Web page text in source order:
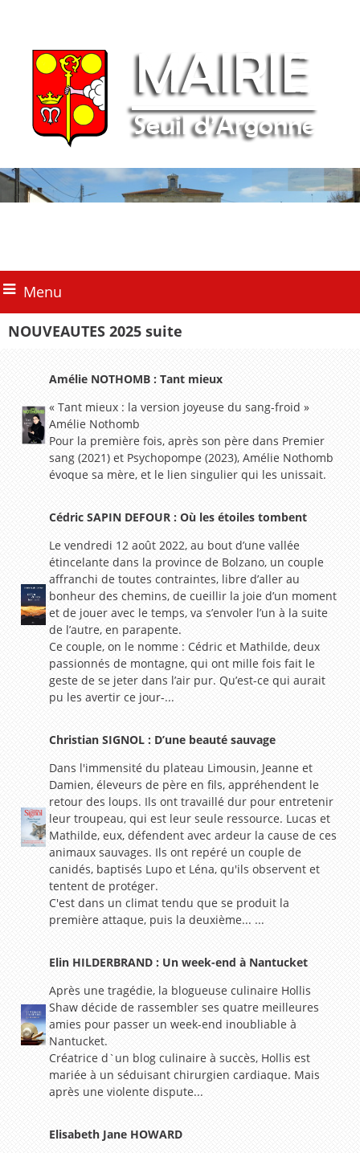
Menu
NOUVEAUTES 2025 suite
Amélie NOTHOMB : Tant mieux
« Tant mieux : la version joyeuse du sang-froid »
Amélie Nothomb
Pour la première fois, après son père dans Premier
sang (2021) et Psychopompe (2023), Amélie Nothomb
évoque sa mère, et le lien singulier qui les unissait.
Cédric SAPIN DEFOUR : Où les étoiles tombent
Le vendredi 12 août 2022, au bout d’une vallée
étincelante dans la province de Bolzano, un couple
affranchi de toutes contraintes, libre d’aller au
bonheur des chemins, de cueillir la joie d’un moment
et de jouer avec le temps, va s’envoler l’un à la suite
de l’autre, en parapente.
Ce couple, on le nomme : Cédric et Mathilde, deux
passionnés de montagne, qui ont mille fois fait le
geste de se jeter dans l’air pur. Qu’est-ce qui aurait
pu les avertir ce jour-...
Christian SIGNOL : D’une beauté sauvage
Dans l'immensité du plateau Limousin, Jeanne et
Damien, éleveurs de père en fils, appréhendent le
retour des loups. Ils ont travaillé dur pour entretenir
leur troupeau, qui est leur seule ressource. Lucas et
Mathilde, eux, défendent avec ardeur la cause de ces
animaux sauvages. Ils ont repéré un couple de
canidés, baptisés Lupo et Léna, qu'ils observent et
tentent de protéger.
C'est dans un climat tendu que se produit la
première attaque, puis la deuxième... ...
Elin HILDERBRAND : Un week-end à Nantucket
Après une tragédie, la blogueuse culinaire Hollis
Shaw décide de rassembler ses quatre meilleures
amies pour passer un week-end inoubliable à
Nantucket.
Créatrice d`un blog culinaire à succès, Hollis est
mariée à un séduisant chirurgien cardiaque. Mais
après une violente dispute...
Elisabeth Jane HOWARD